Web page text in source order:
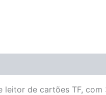
leitor de cartões TF,